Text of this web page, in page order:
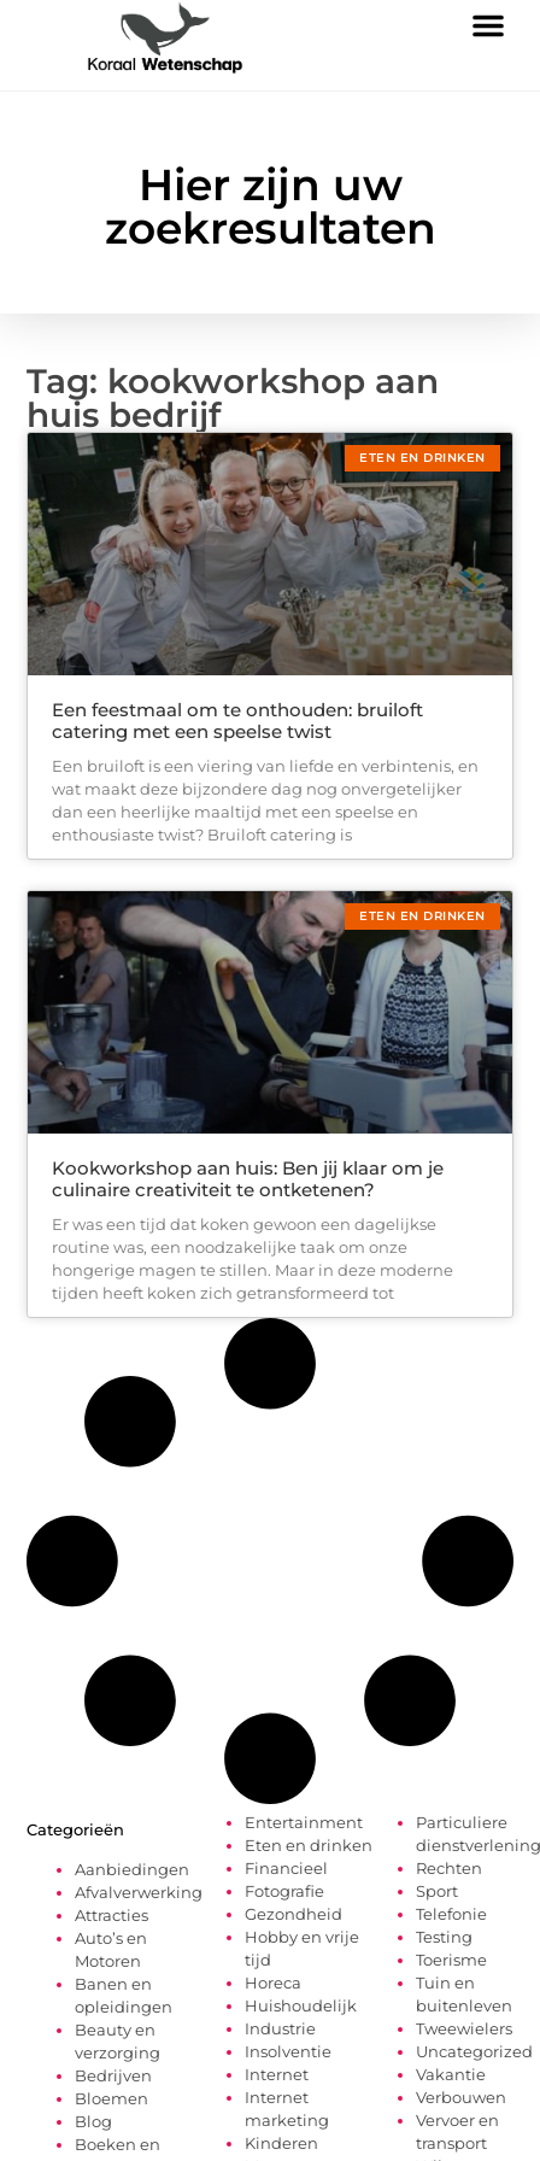
Hier zijn uw
zoekresultaten
Tag: kookworkshop aan
huis bedrijf
ETEN EN DRINKEN
Een feestmaal om te onthouden: bruiloft
catering met een speelse twist
Een bruiloft is een viering van liefde en verbintenis, en
wat maakt deze bijzondere dag nog onvergetelijker
dan een heerlijke maaltijd met een speelse en
enthousiaste twist? Bruiloft catering is
ETEN EN DRINKEN
Kookworkshop aan huis: Ben jij klaar om je
culinaire creativiteit te ontketenen?
Er was een tijd dat koken gewoon een dagelijkse
routine was, een noodzakelijke taak om onze
hongerige magen te stillen. Maar in deze moderne
tijden heeft koken zich getransformeerd tot
Categorieën
Aanbiedingen
Afvalverwerking
Attracties
Auto’s en
Motoren
Banen en
opleidingen
Beauty en
verzorging
Bedrijven
Bloemen
Blog
Boeken en
Entertainment
Eten en drinken
Financieel
Fotografie
Gezondheid
Hobby en vrije
tijd
Horeca
Huishoudelijk
Industrie
Insolventie
Internet
Internet
marketing
Kinderen
Particuliere
dienstverlening
Rechten
Sport
Telefonie
Testing
Toerisme
Tuin en
buitenleven
Tweewielers
Uncategorized
Vakantie
Verbouwen
Vervoer en
transport